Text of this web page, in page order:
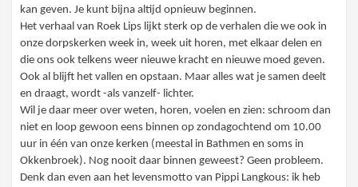
kan geven. Je kunt bijna altijd opnieuw beginnen.
Het verhaal van Roek Lips lijkt sterk op de verhalen die we ook in
onze dorpskerken week in, week uit horen, met elkaar delen en
die ons ook telkens weer nieuwe kracht en nieuwe moed geven.
Ook al blijft het vallen en opstaan. Maar alles wat je samen deelt
en draagt, wordt -als vanzelf- lichter.
Wil je daar meer over weten, horen, voelen en zien: schroom dan
niet en loop gewoon eens binnen op zondagochtend om 10.00
uur in één van onze kerken (meestal in Bathmen en soms in
Okkenbroek). Nog nooit daar binnen geweest? Geen probleem.
Denk dan even aan het levensmotto van Pippi Langkous: ik heb